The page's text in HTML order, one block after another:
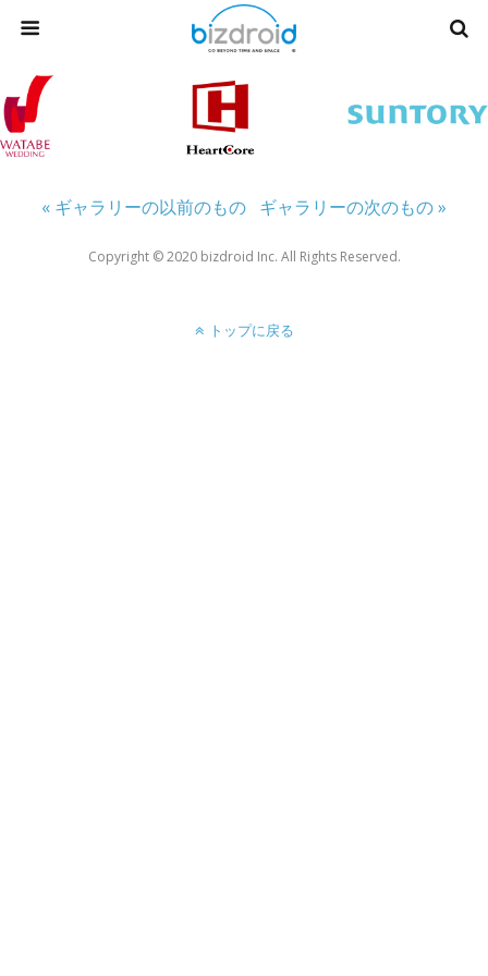
« ギャラリーの以前のもの ギャラリーの次のもの »
Copyright ©︎ 2020 bizdroid Inc. All Rights Reserved.
トップに戻る